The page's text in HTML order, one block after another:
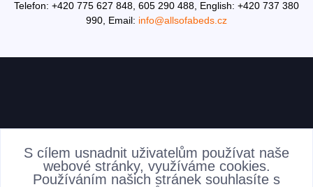
Telefon: +420 775 627 848, 605 290 488, English: +420 737 380
990, Email: info@allsofabeds.cz
AKTUALITY
S cílem usnadnit uživatelům používat naše
webové stránky, využíváme cookies.
Používáním našich stránek souhlasíte s